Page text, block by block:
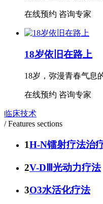
在线预约 咨询专家
18岁依旧在路上
18岁，弥漫青春气息
在线预约 咨询专家
临床技术
/ Features sections
1H-N镭射疗法治
2V-DⅢ光动力疗法
3O3水活化疗法